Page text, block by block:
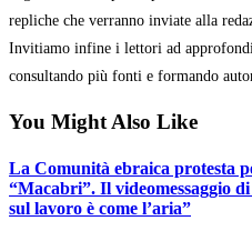
repliche che verranno inviate alla
Invitiamo infine i lettori ad
consultando più fonti e formando
You Might Also Like
La Comunità ebraica protesta
“Macabri”. Il videomessaggio
sul lavoro è come l’aria”